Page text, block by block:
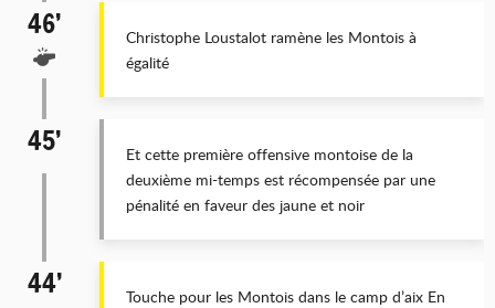
46’
Christophe Loustalot ramène les Montois à
égalité
45’
Et cette première offensive montoise de la
deuxième mi-temps est récompensée par une
pénalité en faveur des jaune et noir
44’
Touche pour les Montois dans le camp d’aix En